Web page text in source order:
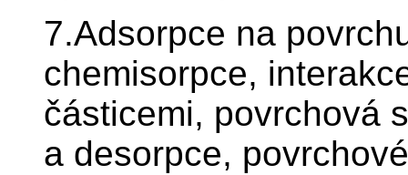
7.Adsorpce na
chemisorpce,
částicemi, povrchová
a desorpce,